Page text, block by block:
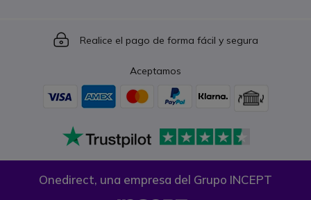
Icon
Realice el pago de forma fácil y segura
Aceptamos
Onedirect, una empresa del Grupo INCEPT